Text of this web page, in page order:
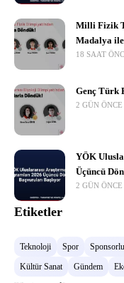
Milli Fizik
Madalya
18 SAAT
Genç Türk
2 GÜN ÖNCE
YÖK
Üçüncü
2 GÜN ÖNCE
Etiketler
Teknoloji Spor
Kültür Sanat
Gündem